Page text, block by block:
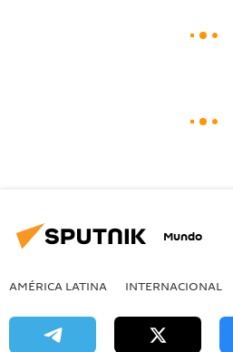
Mundo
AMÉRICA LATINA INTERNACIONAL